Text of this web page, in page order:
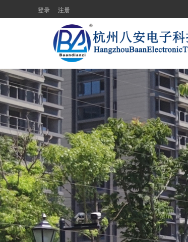
登录 注册